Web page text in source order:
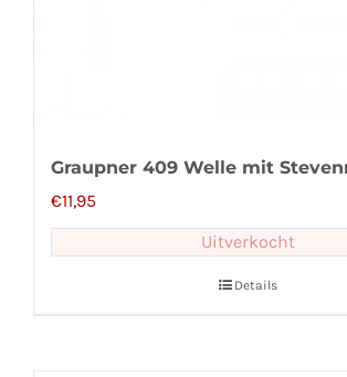
Graupner 409 Welle mit
€11,95
Uitverkocht
Details